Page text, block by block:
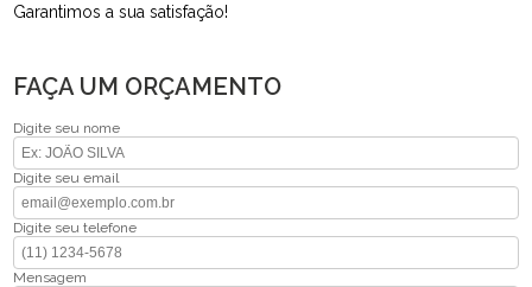
Garantimos a sua satisfação!
FAÇA UM ORÇAMENTO
Digite seu nome
Digite seu email
Digite seu telefone
Mensagem